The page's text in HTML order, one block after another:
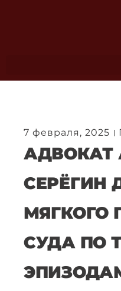
7 февраля, 2025
АДВОКАТ
СЕРЁГИН
МЯГКОГО
СУДА ПО